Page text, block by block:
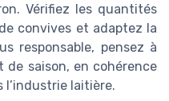
Vérifiez les quantités
convives et adaptez la
responsable, pensez à
saison, en cohérence
l’industrie laitière.